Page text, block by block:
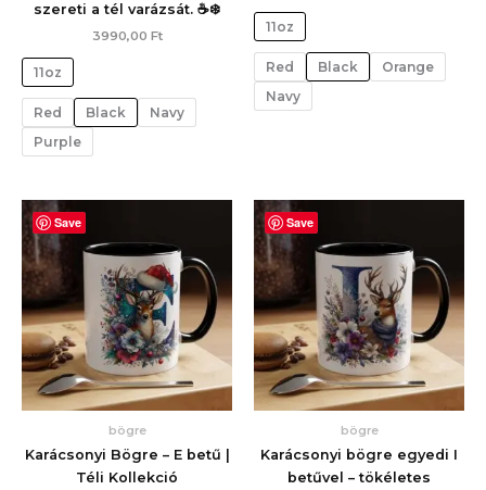
szereti a tél varázsát. ☕❄️
3990,00 Ft
11oz
Red Black
Navy
Purple
11oz
Red Black
Orange
Navy
Save
bögre
Karácsonyi Bögre – E betű |
Téli Kollekció
Save
bögre
Karácsonyi bögre egyedi I
betűvel – tökéletes